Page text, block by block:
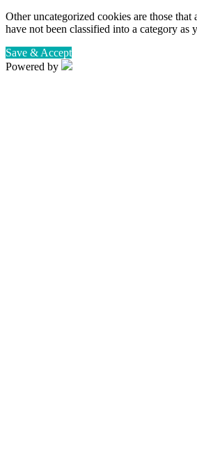
Other uncategorized cookies are those that
have not been classified into a category as
Save & Accept
Powered by